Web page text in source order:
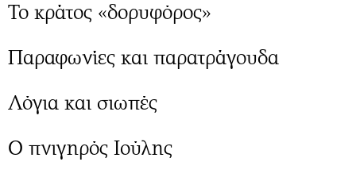
Το κράτος «δορυφόρος»
Παραφωνίες και παρατράγουδα
Λόγια και σιωπές
Ο πνιγηρός Ιούλης